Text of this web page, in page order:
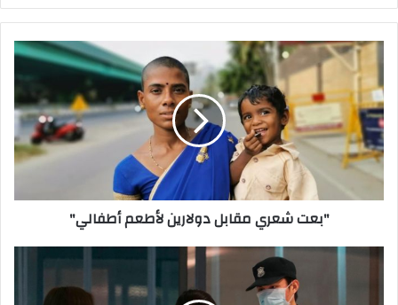
"بعت شعري مقابل دولارين لأطعم أطفالي"